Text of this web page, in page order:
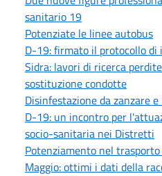
sanitario 19
Potenziate le linee autobus
D-19: firmato il protocollo di
Sidra: lavori di ricerca
sostituzione condotte
Disinfestazione da zanzare
D-19: un incontro per
socio-sanitaria nei Distretti
Potenziamento nel
Maggio: ottimi i dati della